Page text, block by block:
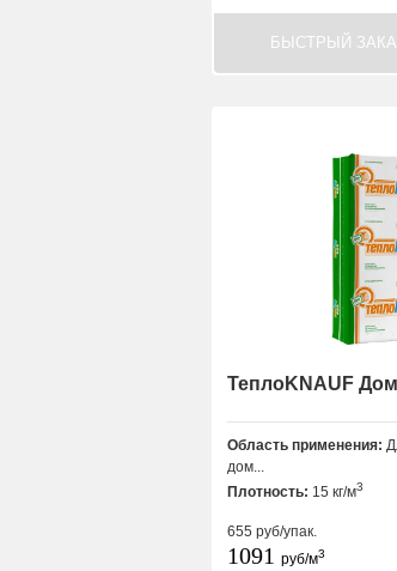
БЫСТРЫЙ
ТеплоKNAUF
Область применения:
дом...
Плотность: 15 кг/м3
655руб/упак.
1091руб/м3